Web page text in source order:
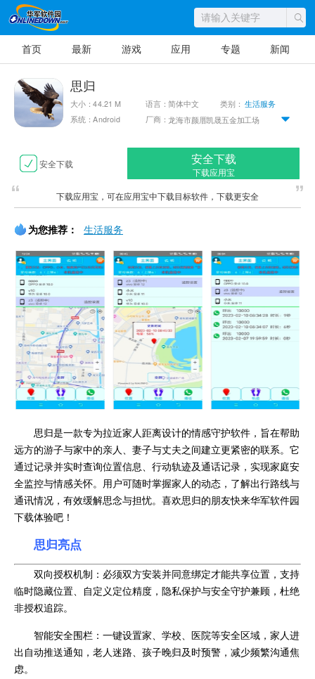
首页 最新 游戏 应用 专题 新闻
思归
大小：44.21 M 语言：简体中文 类别：生活服务
系统：Android
厂商： 龙海市颜厝凯晟五金加工场
安全下载 安全下载
下载应用宝
下载应用宝，可在应用宝中下载目标软件，下载更安全
为您推荐： 生活服务
思归是一款专为拉近家人距离设计的情感守护软件，旨在帮助
远方的游子与家中的亲人、妻子与丈夫之间建立更紧密的联系。它
通过记录并实时查询位置信息、行动轨迹及通话记录，实现家庭安
全监控与情感关怀。用户可随时掌握家人的动态，了解出行路线与
通讯情况，有效缓解思念与担忧。喜欢思归的朋友快来华军软件园
下载体验吧！
思归亮点
双向授权机制：必须双方安装并同意绑定才能共享位置，支持
临时隐藏位置、自定义定位精度，隐私保护与安全守护兼顾，杜绝
非授权追踪。
智能安全围栏：一键设置家、学校、医院等安全区域，家人进
出自动推送通知，老人迷路、孩子晚归及时预警，减少频繁沟通焦
虑。